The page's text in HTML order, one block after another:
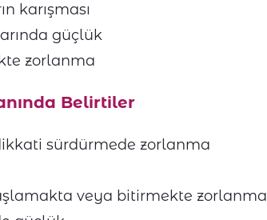
karışması
güçlük
zorlanma
Belirtiler
sürdürmede zorlanma
veya bitirmekte zorlanma